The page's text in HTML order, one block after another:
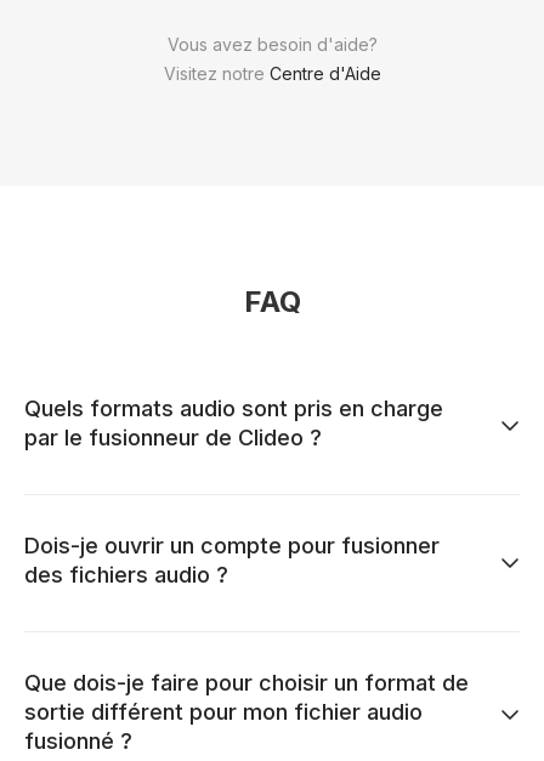
Vous avez besoin d'aide?
Visitez notre Centre d'Aide
FAQ
Quels formats audio sont pris en charge
par le fusionneur de Clideo ?
Dois-je ouvrir un compte pour fusionner
des fichiers audio ?
Que dois-je faire pour choisir un format de
sortie différent pour mon fichier audio
fusionné ?